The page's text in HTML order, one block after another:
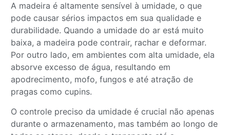
A madeira é altamente sensível à umidade, o que
pode causar sérios impactos em sua qualidade e
durabilidade. Quando a umidade do ar está muito
baixa, a madeira pode contrair, rachar e deformar.
Por outro lado, em ambientes com alta umidade, ela
absorve excesso de água, resultando em
apodrecimento, mofo, fungos e até atração de
pragas como cupins.
O controle preciso da umidade é crucial não apenas
durante o armazenamento, mas também ao longo de